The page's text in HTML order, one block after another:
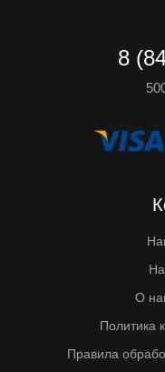
8
О
Политика
Правила